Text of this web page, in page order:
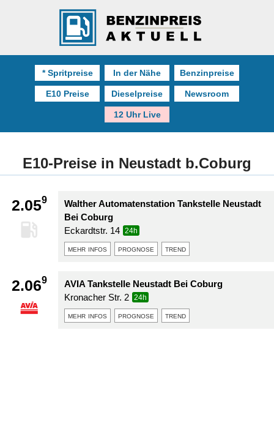
* Spritpreise In der Nähe Benzinpreise
E10 Preise Dieselpreise Newsroom
12 Uhr Live
E10-Preise in Neustadt b.Coburg
2.059
Walther Automatenstation Tankstelle Neustadt
Bei Coburg
Eckardtstr. 14
24h
mehr infos prognose trend
2.069
AVIA Tankstelle Neustadt Bei Coburg
Kronacher Str. 2
24h
mehr infos prognose trend